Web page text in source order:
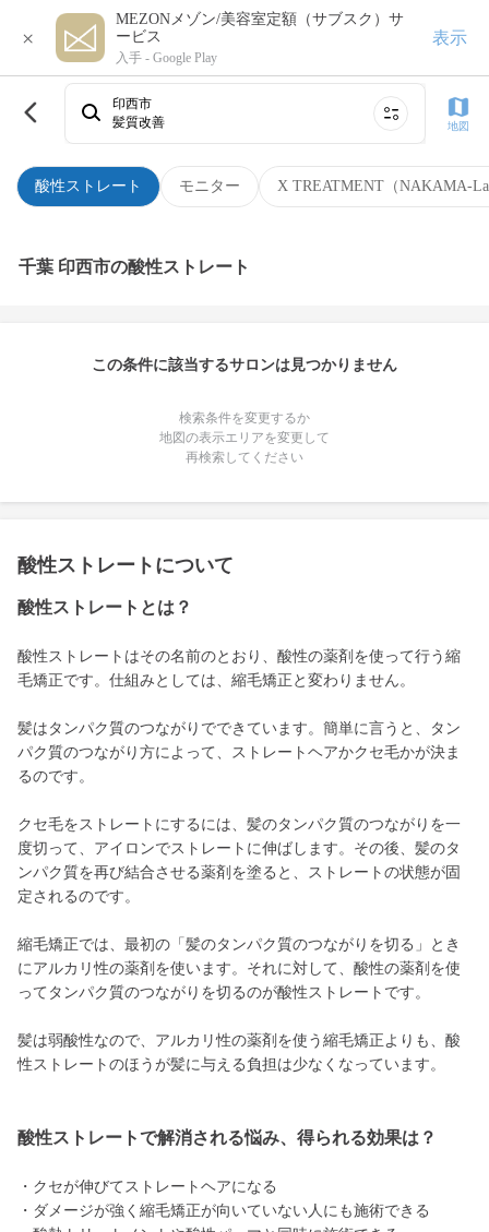
×
MEZONメゾン/美容室定額（サブスク）サ
ービス
入手 - Google Play
表示
酸性ストレート モニター X TREATMENT（NAKAMA-
印西市
髪質改善
地図
千葉 印西市の酸性ストレート
この条件に該当するサロンは見つかりません
検索条件を変更するか
地図の表示エリアを変更して
再検索してください
酸性ストレートについて
酸性ストレートとは？
酸性ストレートはその名前のとおり、酸性の薬剤を使って行う縮
毛矯正です。仕組みとしては、縮毛矯正と変わりません。
髪はタンパク質のつながりでできています。簡単に言うと、タン
パク質のつながり方によって、ストレートヘアかクセ毛かが決ま
るのです。
クセ毛をストレートにするには、髪のタンパク質のつながりを一
度切って、アイロンでストレートに伸ばします。その後、髪のタ
ンパク質を再び結合させる薬剤を塗ると、ストレートの状態が固
定されるのです。
縮毛矯正では、最初の「髪のタンパク質のつながりを切る」とき
にアルカリ性の薬剤を使います。それに対して、酸性の薬剤を使
ってタンパク質のつながりを切るのが酸性ストレートです。
髪は弱酸性なので、アルカリ性の薬剤を使う縮毛矯正よりも、酸
性ストレートのほうが髪に与える負担は少なくなっています。
酸性ストレートで解消される悩み、得られる効果は？
・クセが伸びてストレートヘアになる
・ダメージが強く縮毛矯正が向いていない人にも施術できる